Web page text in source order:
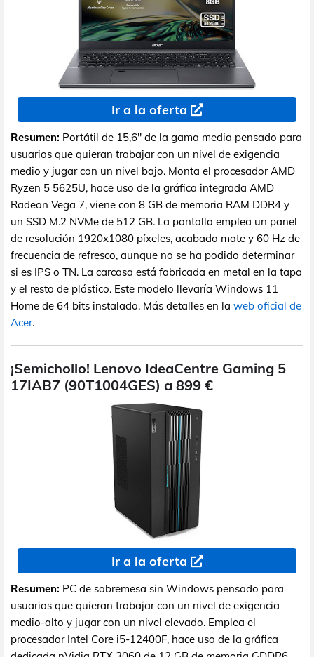
Ir a la oferta
Resumen: Portátil de 15,6" de la gama media pensado para
usuarios que quieran trabajar con un nivel de exigencia
medio y jugar con un nivel bajo. Monta el procesador AMD
Ryzen 5 5625U, hace uso de la gráfica integrada AMD
Radeon Vega 7, viene con 8 GB de memoria RAM DDR4 y
un SSD M.2 NVMe de 512 GB. La pantalla emplea un panel
de resolución 1920x1080 píxeles, acabado mate y 60 Hz de
frecuencia de refresco, aunque no se ha podido determinar
si es IPS o TN. La carcasa está fabricada en metal en la tapa
y el resto de plástico. Este modelo llevaría Windows 11
Home de 64 bits instalado. Más detalles en la web oficial de
Acer.
¡Semichollo! Lenovo IdeaCentre Gaming 5
17IAB7 (90T1004GES) a 899 €
Ir a la oferta
Resumen: PC de sobremesa sin Windows pensado para
usuarios que quieran trabajar con un nivel de exigencia
medio-alto y jugar con un nivel elevado. Emplea el
procesador Intel Core i5-12400F, hace uso de la gráfica